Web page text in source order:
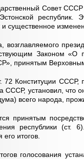
Совет
существенное
возглавляемого
Законом «О
принятым
72 Конституции
СССР, установил, что
всего народа,
принятым
республики (ст.
итогов.
голосования